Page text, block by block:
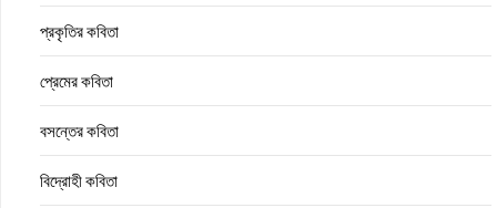
প্রকৃতির কবিতা
প্রেমের কবিতা
বসন্তের কবিতা
বিদ্রোহী কবিতা